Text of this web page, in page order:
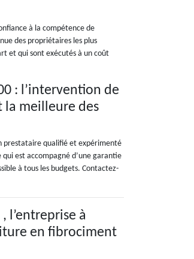
à la compétence de
des propriétaires les plus
et qui sont exécutés à un coût
: l’intervention de
la meilleure des
prestataire qualifié et expérimenté
est accompagné d’une garantie
à tous les budgets. Contactez-
l’entreprise à
en fibrociment